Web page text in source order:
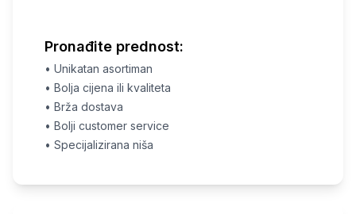
Pronađite prednost:
• Unikatan asortiman
• Bolja cijena ili kvaliteta
• Brža dostava
• Bolji customer service
• Specijalizirana niša